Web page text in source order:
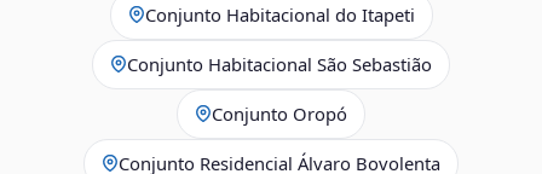
Conjunto Habitacional do Itapeti
Conjunto Habitacional São Sebastião
Conjunto Oropó
Conjunto Residencial Álvaro Bovolenta